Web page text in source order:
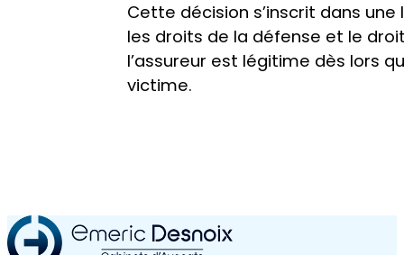
Cette décision s’inscrit dans
les droits de la défense et le
l’assureur est légitime dès lors
victime.